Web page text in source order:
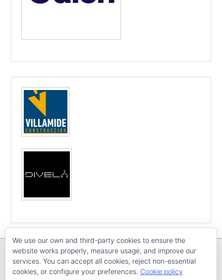
We use our own and third-party cookies to ensure the
website works properly, measure usage, and improve our
services. You can accept all cookies, reject non-essential
cookies, or configure your preferences. Cookie policy